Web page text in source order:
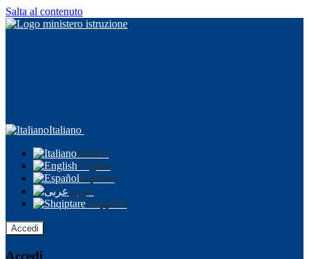
Salta al contenuto
Italiano
Italiano
English
Español
عربى
Shqiptare
Accedi
Accedi